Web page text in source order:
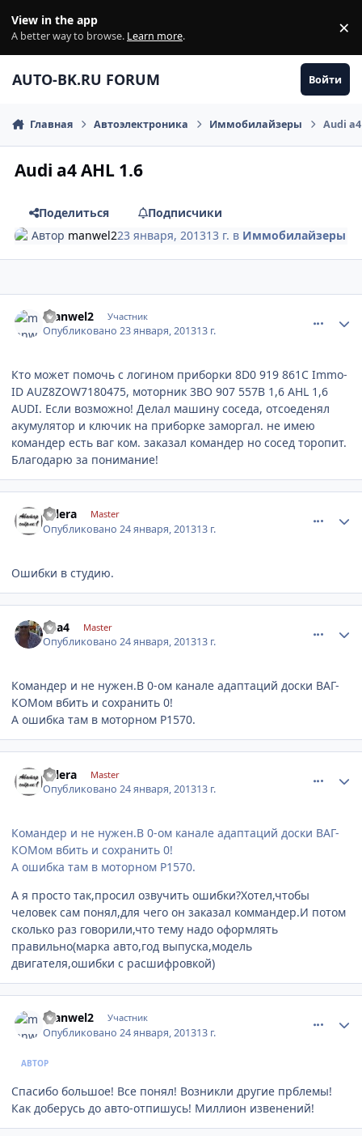
View in the app
A better way to browse. Learn more. ×
AUTO-BK.RU FORUM Войти
Главная Автоэлектроника Иммобилайзеры Audi
Audi a4 AHL 1.6
Поделиться
Подписчики
Автор manwel223 января, 201313 г. в Иммобилайзеры
manwel2 Участник
Опубликовано23 января, 201313 г.
Кто может помочь с логином приборки 8D0 919 861C Immo-
ID AUZ8ZOW7180475, моторник 3BO 907 557B 1,6 AHL 1,6
AUDI. Если возможно! Делал машину соседа, отсоеденял
акумулятор и ключик на приборке заморгал. не имею
командер есть ваг ком. заказал командер но сосед торопит.
Благодарю за понимание!
valera Master
Опубликовано24 января, 201313 г.
Ошибки в студию.
aka4 Master
Опубликовано24 января, 201313 г.
Командер и не нужен.В 0-ом канале адаптаций доски ВАГ-
КОМом вбить и сохранить 0!
А ошибка там в моторном Р1570.
valera Master
Опубликовано24 января, 201313 г.
Командер и не нужен.В 0-ом канале адаптаций доски ВАГ-
КОМом вбить и сохранить 0!
А ошибка там в моторном Р1570.
А я просто так,просил озвучить ошибки?Хотел,чтобы
человек сам понял,для чего он заказал коммандер.И потом
сколько раз говорили,что тему надо оформлять
правильно(марка авто,год выпуска,модель
двигателя,ошибки с расшифровкой)
manwel2 Участник
Опубликовано24 января, 201313 г.
АВТОР
Спасибо большое! Все понял! Возникли другие прблемы!
Как доберусь до авто-отпишусь! Миллион извенений!